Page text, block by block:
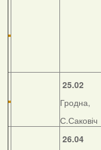
25.02
Гродна,
С.Саковіч
26.04